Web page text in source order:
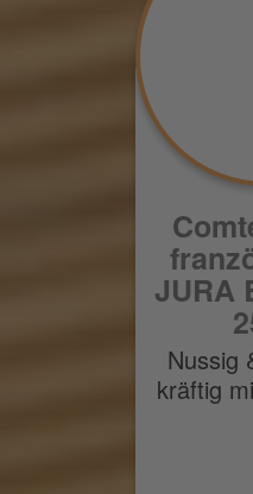
JURA
Nussig
kräftig